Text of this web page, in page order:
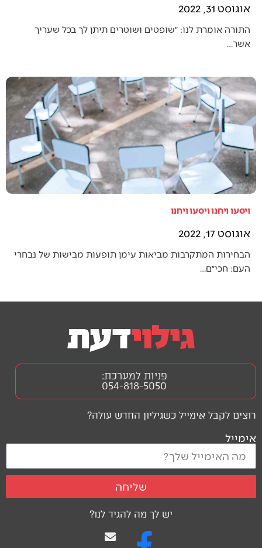
אוגוסט 31, 2022
התורה אומרת לנו: ״שופטים ושוטרים תיתן לך בכל שעריך
אשר…
ויסעו ויחנו ויסעו ויחנו
אוגוסט 17, 2022
הבחירות המתקרבות מביאות עימן תופעות מבישות של נבחרי
העם: חכי״ם…
יש לך מה להגיד לנו?
רוצים לקבל אימייל כשגיליון החדש עולה?
אימייל
שליחה
פניות למערכת:
054-818-5050